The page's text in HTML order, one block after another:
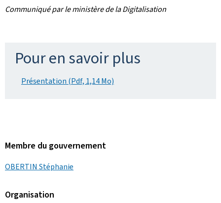
Communiqué par le ministère de la Digitalisation
Pour en savoir plus
Présentation (Pdf, 1,14 Mo)
Membre du gouvernement
OBERTIN Stéphanie
Organisation